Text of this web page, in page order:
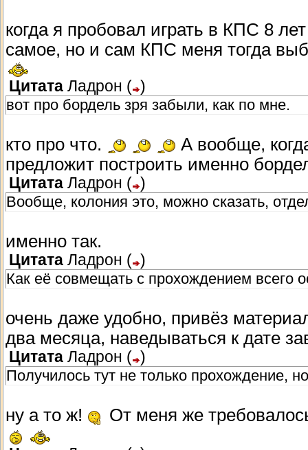
когда я пробовал играть в КПС 8
самое, но и сам КПС меня тогда
Цитата Ладрон ( )
вот про бордель зря забыли, как по мне.
кто про что.
А вообще,
предложит построить именно
Цитата Ладрон ( )
Вообще, колония это, можно сказать,
именно так.
Цитата Ладрон ( )
Как её совмещать с прохождением всего
очень даже удобно, привёз
два месяца, наведываться к дате
Цитата Ладрон ( )
Получилось тут не только прохождение,
ну а то ж! От меня же